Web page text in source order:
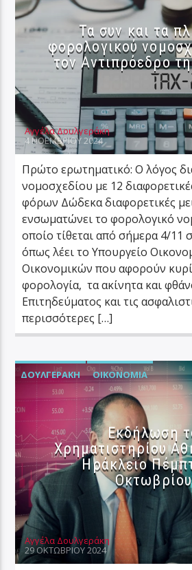
Τα συν και τα
φορολογικού
τον Αντιπρόεδρο
Αγγέλα Δουλγεράκη
4 ΝΟΕΜΒΡΊΟΥ 2024
Πρώτο ερωτηματικό: Ο λόγος
νομοσχεδίου με 12
φόρων Δώδεκα διαφορετικές
ενσωματώνει το φορολογικό
οποίο τίθεται από σήμερα 4/11
όπως λέει το Υπουργείο
Οικονομικών που αφορούν
φορολογία, τα ακίνητα και
Επιτηδεύματος και τις
περισσότερες […]
ΔΟΥΛΓΕΡΆΚΗ ΟΙΚΟΝΟΜΊΑ
Εκδήλωση
Χρηματιστηρίου
Ηράκλειο
Οκτωβρίου
Αγγέλα Δουλγεράκη
29 ΟΚΤΩΒΡΊΟΥ 2024